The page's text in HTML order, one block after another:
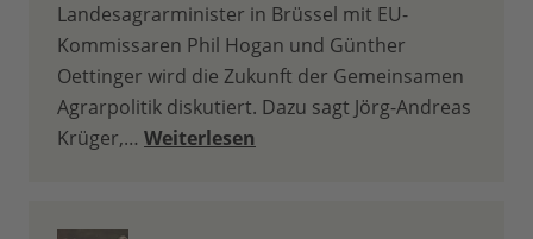
Landesagrarminister in Brüssel mit EU-
Kommissaren Phil Hogan und Günther
Oettinger wird die Zukunft der Gemeinsamen
Agrarpolitik diskutiert. Dazu sagt Jörg-Andreas
Krüger,… Weiterlesen